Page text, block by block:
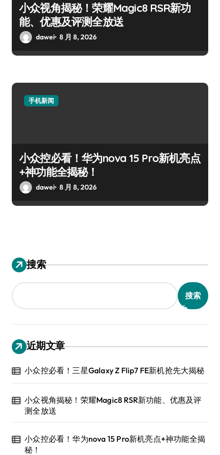
小众视角揭秘！荣耀Magic8 RSR新功
能、优惠及评测全放送
dawei 8 月 8, 2026
手机新闻
小众控必看！华为nova 15 Pro新机亮点
+神功能全揭秘！
dawei 8 月 8, 2026
搜索
搜索
近期文章
小众控必看！三星Galaxy Z Flip7 FE新机抢先大揭秘
小众视角揭秘！荣耀Magic8 RSR新功能、优惠及评
测全放送
小众控必看！华为nova 15 Pro新机亮点+神功能全揭
秘！